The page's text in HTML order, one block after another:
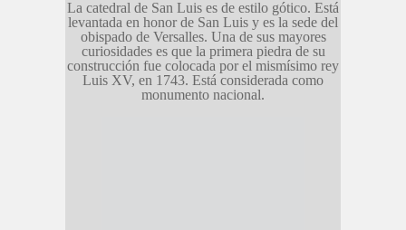
La catedral de San Luis es de estilo gótico. Está
levantada en honor de San Luis y es la sede del
obispado de Versalles. Una de sus mayores
curiosidades es que la primera piedra de su
construcción fue colocada por el mismísimo rey
Luis XV, en 1743. Está considerada como
monumento nacional.